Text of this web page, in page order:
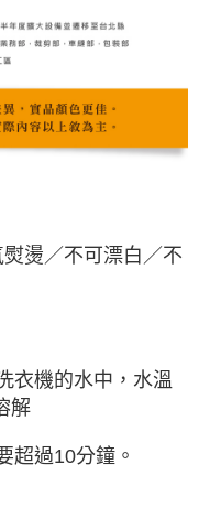
燙／不可漂白／不
衣機的水中，水溫
解
超過10分鐘。